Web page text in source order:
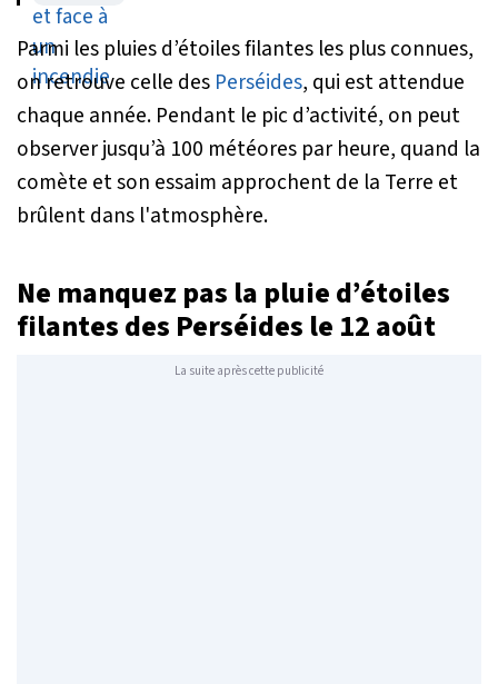
Parmi les pluies d’étoiles filantes les plus connues,
on retrouve celle des Perséides, qui est attendue
chaque année. Pendant le pic d’activité, on peut
observer jusqu’à 100 météores par heure, quand la
comète et son essaim approchent de la Terre et
brûlent dans l'atmosphère.
Ne manquez pas la pluie d’étoiles
filantes des Perséides le 12 août
La suite après cette publicité